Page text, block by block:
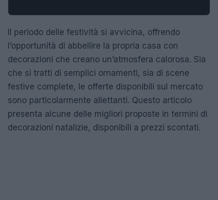
Il periodo delle festività si avvicina, offrendo
l’opportunità di abbellire la propria casa con
decorazioni che creano un’atmosfera calorosa. Sia
che si tratti di semplici ornamenti, sia di scene
festive complete, le offerte disponibili sul mercato
sono particolarmente allettanti. Questo articolo
presenta alcune delle migliori proposte in termini di
decorazioni natalizie, disponibili a prezzi scontati.